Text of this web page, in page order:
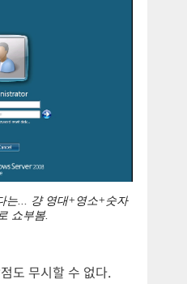
는... 걍 영대+영소+숫자
쇼부봄.
도 무시할 수 없다.